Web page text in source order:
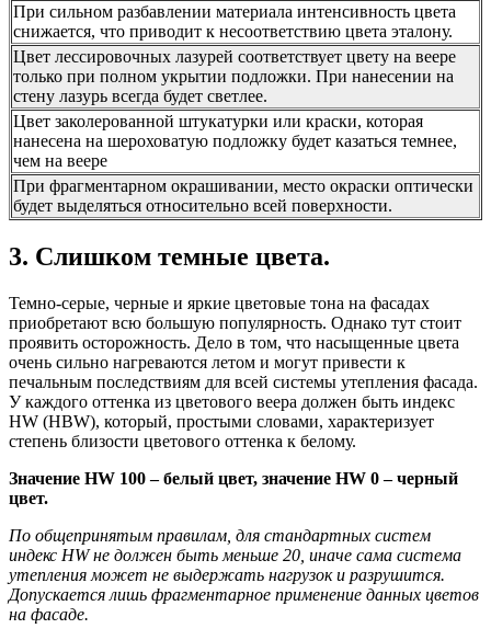
При сильном разбавлении материала интенсивность цвета
снижается, что приводит к несоответствию цвета эталону.
Цвет лессировочных лазурей соответствует цвету на веере
только при полном укрытии подложки. При нанесении на
стену лазурь всегда будет светлее.
Цвет заколерованной штукатурки или краски, которая
нанесена на шероховатую подложку будет казаться темнее,
чем на веере
При фрагментарном окрашивании, место окраски оптически
будет выделяться относительно всей поверхности.
3. Слишком темные цвета.
Темно-серые, черные и яркие цветовые тона на фасадах
приобретают всю большую популярность. Однако тут стоит
проявить осторожность. Дело в том, что насыщенные цвета
очень сильно нагреваются летом и могут привести к
печальным последствиям для всей системы утепления фасада.
У каждого оттенка из цветового веера должен быть индекс
HW (HBW), который, простыми словами, характеризует
степень близости цветового оттенка к белому.
Значение HW 100 – белый цвет, значение HW 0 – черный
цвет.
По общепринятым правилам, для стандартных систем
индекс HW не должен быть меньше 20, иначе сама система
утепления может не выдержать нагрузок и разрушится.
Допускается лишь фрагментарное применение данных цветов
на фасаде.